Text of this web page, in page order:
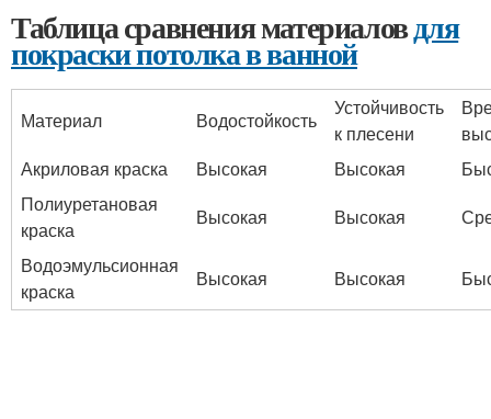
Таблица сравнения материаловдля
покраски потолка в ванной
Материал Водостойкость
Устойчивость
к плесени
Акриловая краска
Высокая Высокая
Полиуретановая
краска
Высокая Высокая
Водоэмульсионная
краска
Высокая Высокая